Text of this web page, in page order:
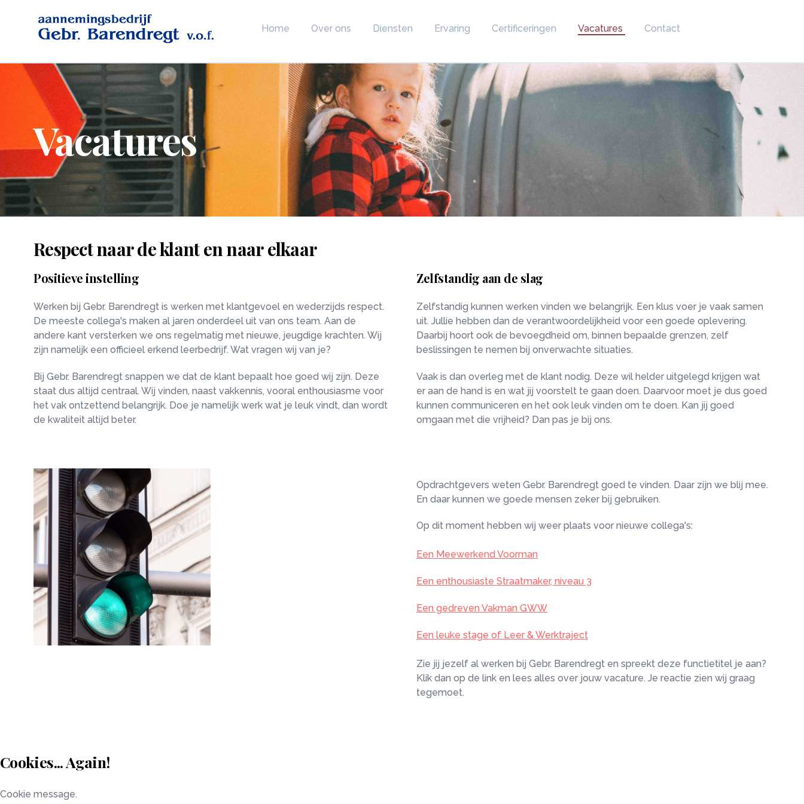
Home Over ons Diensten Ervaring Certificeringen Vacatures Contact
Vacatures
Respect naar de klant en naar elkaar
Positieve instelling
Werken bij Gebr. Barendregt is werken met klantgevoel en wederzijds respect.
De meeste collega's maken al jaren onderdeel uit van ons team. Aan de
andere kant versterken we ons regelmatig met nieuwe, jeugdige krachten. Wij
zijn namelijk een officieel erkend leerbedrijf. Wat vragen wij van je?
Bij Gebr. Barendregt snappen we dat de klant bepaalt hoe goed wij zijn. Deze
staat dus altijd centraal. Wij vinden, naast vakkennis, vooral enthousiasme voor
het vak ontzettend belangrijk. Doe je namelijk werk wat je leuk vindt, dan wordt
de kwaliteit altijd beter.
Zelfstandig aan de slag
Zelfstandig kunnen werken vinden we belangrijk. Een klus voer je vaak samen
uit. Jullie hebben dan de verantwoordelijkheid voor een goede oplevering.
Daarbij hoort ook de bevoegdheid om, binnen bepaalde grenzen, zelf
beslissingen te nemen bij onverwachte situaties.
Vaak is dan overleg met de klant nodig. Deze wil helder uitgelegd krijgen wat
er aan de hand is en wat jij voorstelt te gaan doen. Daarvoor moet je dus goed
kunnen communiceren en het ook leuk vinden om te doen. Kan jij goed
omgaan met die vrijheid? Dan pas je bij ons.
Opdrachtgevers weten Gebr. Barendregt goed te vinden. Daar zijn we blij mee.
En daar kunnen we goede mensen zeker bij gebruiken.
Op dit moment hebben wij weer plaats voor nieuwe collega's:
Een Meewerkend Voorman
Een enthousiaste Straatmaker, niveau 3
Een gedreven Vakman GWW
Een leuke stage of Leer & Werktraject
Zie jij jezelf al werken bij Gebr. Barendregt en spreekt deze functietitel je aan?
Klik dan op de link en lees alles over jouw vacature. Je reactie zien wij graag
tegemoet.
Cookies... Again!
Cookie message.